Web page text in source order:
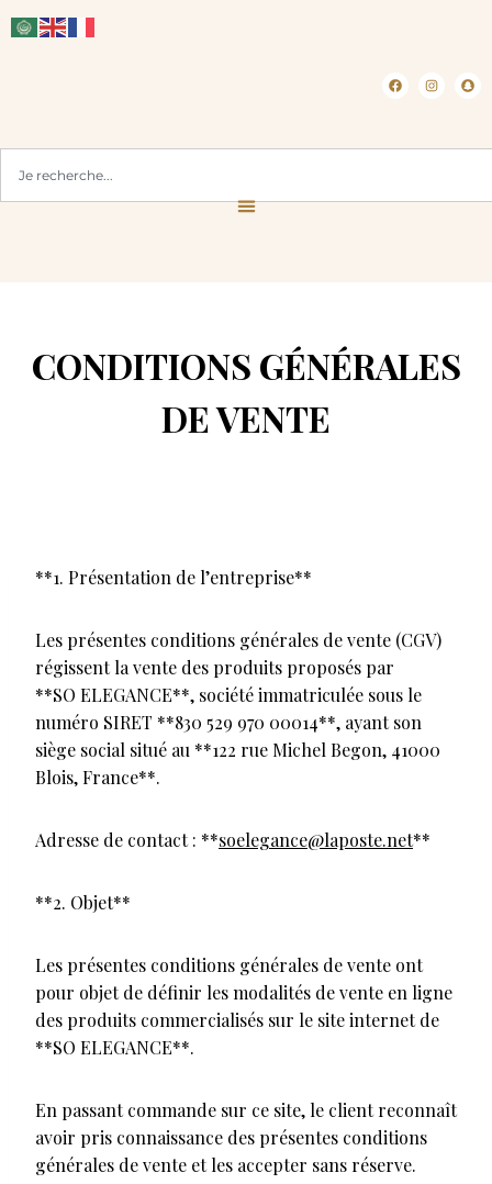
CONDITIONS GÉNÉRALES
DE VENTE
**1. Présentation de l’entreprise**
Les présentes conditions générales de vente (CGV)
régissent la vente des produits proposés par
**SO ELEGANCE**, société immatriculée sous le
numéro SIRET **830 529 970 00014**, ayant son
siège social situé au **122 rue Michel Begon, 41000
Blois, France**.
Adresse de contact : **soelegance@laposte.net**
**2. Objet**
Les présentes conditions générales de vente ont
pour objet de définir les modalités de vente en ligne
des produits commercialisés sur le site internet de
**SO ELEGANCE**.
En passant commande sur ce site, le client reconnaît
avoir pris connaissance des présentes conditions
générales de vente et les accepter sans réserve.